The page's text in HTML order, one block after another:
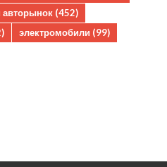
авторынок (452)
электромобили (99)